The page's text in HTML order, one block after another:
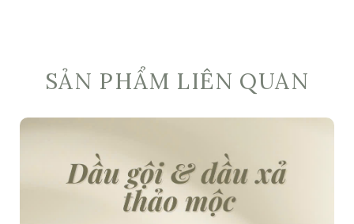
SẢN PHẨM LIÊN QUAN